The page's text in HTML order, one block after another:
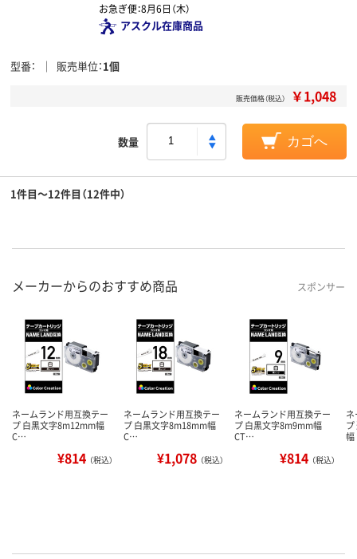
お急ぎ便：8月6日（木）
アスクル在庫商品
型番 販売単位 1個
販売価格（税込） ￥1,048
数量 カゴへ
1件目～12件目（12件中）
メーカーからのおすすめ商品 スポンサー
ネームランド用互換テー
プ 白黒文字8m12mm幅
C…
¥814 （税込）
ネームランド用互換テー
プ 白黒文字8m18mm幅
C…
¥1,078 （税込）
ネームランド用互換テー
プ 白黒文字8m9mm幅
CT…
¥814 （税込）